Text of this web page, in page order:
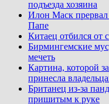
подъезда хозяина
Илон Маск прервал
Папе
Китаец отбился от
Бирмингемские
мечеть
Картина, которой
принесла
Британец из-за
пришитым к руке